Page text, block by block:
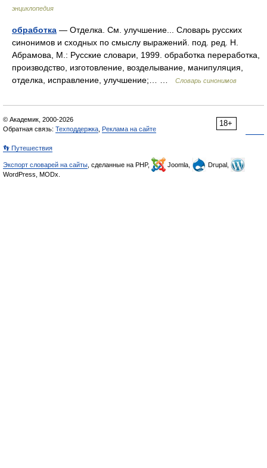
энциклопедия
обработка — Отделка. См. улучшение... Словарь русских
синонимов и сходных по смыслу выражений. под. ред. Н.
Абрамова, М.: Русские словари, 1999. обработка переработка,
производство, изготовление, возделывание, манипуляция,
отделка, исправление, улучшение;… …
Словарь синонимов
18+
© Академик, 2000-2026
Обратная связь: Техподдержка Реклама на сайте
👣 Путешествия
Экспорт словарей на сайты , сделанные на PHP, Joomla,
Drupal,
WordPress, MODx.